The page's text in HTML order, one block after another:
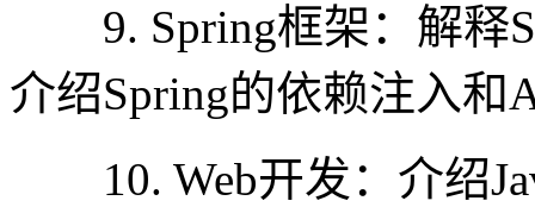
9. Spring框架：解释
介绍Spring的依赖注入和
10. Web开发：介绍